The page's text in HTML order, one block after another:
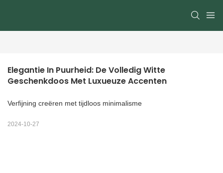
Elegantie In Puurheid: De Volledig Witte
Geschenkdoos Met Luxueuze Accenten
Verfijning creëren met tijdloos minimalisme
2024-10-27